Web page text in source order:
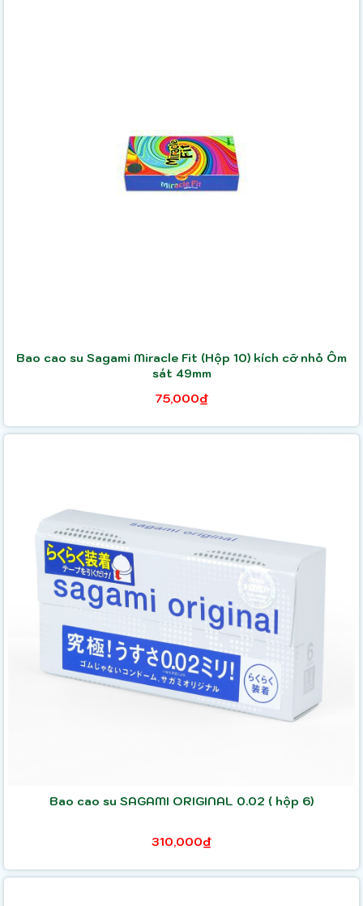
Bao cao su Sagami Miracle Fit (Hộp 10) kích cỡ nhỏ Ôm
sát 49mm
75,000₫
Bao cao su SAGAMI ORIGINAL 0.02 ( hộp 6)
310,000₫